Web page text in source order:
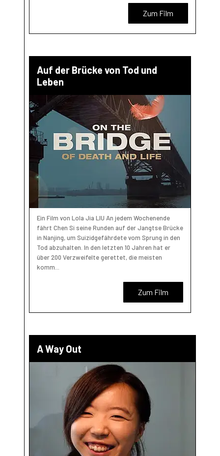
Zum Film
Auf der Brücke von Tod und
Leben
Ein Film von Lola Jia LIU An jedem Wochenende
fährt Chen Si seine Runden auf der Jangtse Brücke
in Nanjing, um Suizidgefährdete vom Sprung in den
Tod abzuhalten. In den letzten 10 Jahren hat er
über 200 Verzweifelte gerettet, die meisten
komm...
Zum Film
A Way Out